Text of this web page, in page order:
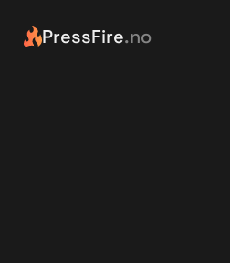
PressFire.no